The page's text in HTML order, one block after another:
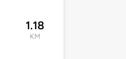
1.18
KM